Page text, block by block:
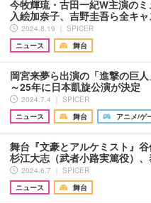
今牧輝琉・古田一紀W主演の
入絵加奈子、吉野圭吾ら全キ
2024.8.19 ｜ SPICER
ニュース
舞台
岡宮来夢ら出演の「進撃の
～25年に日本凱旋公演が決定
2024.7.4 ｜ SPICER
ニュース
舞台 アニメ/ゲ
舞台『文豪とアルケミスト』谷
杉江大志（武者小路実篤役）
2024.6.7 ｜ SPICER
ニュース
舞台